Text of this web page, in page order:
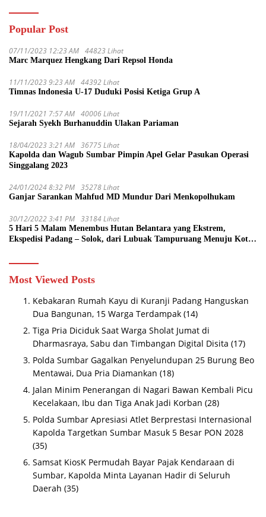
Popular Post
07/11/2023 12:23 AM 44823 Lihat
Marc Marquez Hengkang Dari Repsol Honda
11/11/2023 9:23 AM 44392 Lihat
Timnas Indonesia U-17 Duduki Posisi Ketiga Grup A
19/11/2021 7:57 AM 40006 Lihat
Sejarah Syekh Burhanuddin Ulakan Pariaman
18/04/2023 3:21 AM 36775 Lihat
Kapolda dan Wagub Sumbar Pimpin Apel Gelar Pasukan Operasi
Singgalang 2023
24/01/2024 8:32 PM 35278 Lihat
Ganjar Sarankan Mahfud MD Mundur Dari Menkopolhukam
30/12/2022 3:41 PM 33184 Lihat
5 Hari 5 Malam Menembus Hutan Belantara yang Ekstrem,
Ekspedisi Padang – Solok, dari Lubuak Tampuruang Menuju Koto
Most Viewed Posts
Kebakaran Rumah Kayu di Kuranji Padang Hanguskan
Dua Bangunan, 15 Warga Terdampak (14)
Tiga Pria Diciduk Saat Warga Sholat Jumat di
Dharmasraya, Sabu dan Timbangan Digital Disita (17)
Polda Sumbar Gagalkan Penyelundupan 25 Burung Beo
Mentawai, Dua Pria Diamankan (18)
Jalan Minim Penerangan di Nagari Bawan Kembali Picu
Kecelakaan, Ibu dan Tiga Anak Jadi Korban (28)
Polda Sumbar Apresiasi Atlet Berprestasi Internasional
Kapolda Targetkan Sumbar Masuk 5 Besar PON 2028
(35)
Samsat KiosK Permudah Bayar Pajak Kendaraan di
Sumbar, Kapolda Minta Layanan Hadir di Seluruh
Daerah (35)